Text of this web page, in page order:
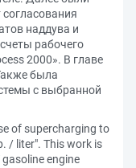
наддува и
рабочего
2000». В главе
была
с выбранной
of supercharging to
/ liter". This work is
engine